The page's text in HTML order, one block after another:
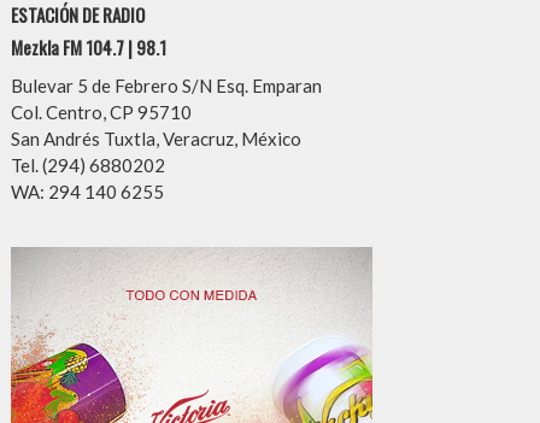
ESTACIÓN DE RADIO
Mezkla FM 104.7 | 98.1
Bulevar 5 de Febrero S/N Esq. Emparan
Col. Centro, CP 95710
San Andrés Tuxtla, Veracruz, México
Tel. (294) 6880202
WA: 294 140 6255